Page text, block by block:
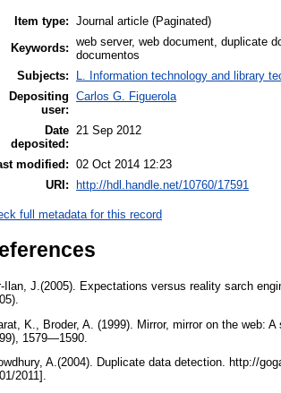
Item type: Journal article (Paginated)
Keywords: web server, web document, duplicate
documentos
Subjects:
L. Information technology and library
Depositing
user:
Carlos G. Figuerola
Date
deposited:
21 Sep 2012
modified: 02 Oct 2014 12:23
URI:
http://hdl.handle.net/10760/17591
full metadata for this record
Ilan, J.(2005). Expectations versus reality sarch
K., Broder, A. (1999). Mirror, mirror on the web:
1579—1590.
A.(2004). Duplicate data detection. http://
2011].